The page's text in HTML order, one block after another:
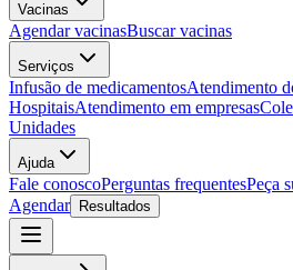
Vacinas
Agendar vacinasBuscar vacinas
Serviços
Infusão de medicamentosAtendimento
HospitaisAtendimento em empresas
Unidades
Ajuda
Fale conoscoPerguntas frequentesPeça
Agendar
Resultados